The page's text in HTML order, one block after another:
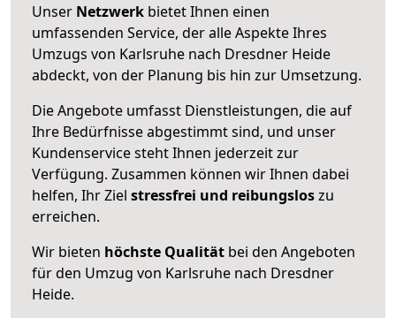
Unser Netzwerk bietet Ihnen einen
umfassenden Service, der alle Aspekte Ihres
Umzugs von Karlsruhe nach Dresdner Heide
abdeckt, von der Planung bis hin zur Umsetzung.
Die Angebote umfasst Dienstleistungen, die auf
Ihre Bedürfnisse abgestimmt sind, und unser
Kundenservice steht Ihnen jederzeit zur
Verfügung. Zusammen können wir Ihnen dabei
helfen, Ihr Ziel stressfrei und reibungsloszu
erreichen.
Wir bieten höchste Qualität bei den Angeboten
für den Umzug von Karlsruhe nach Dresdner
Heide.